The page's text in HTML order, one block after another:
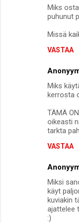
Miks
puhunut
Missä
VASTAA
Miks
kerrosta
TÄMÄ
oikeasti
tarkta
VASTAA
Miksi
käyt
kuviakin
ajattelee
:)